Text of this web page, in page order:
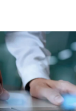
и
методами
Разумеется,
моментов,
экспертизы,
техники